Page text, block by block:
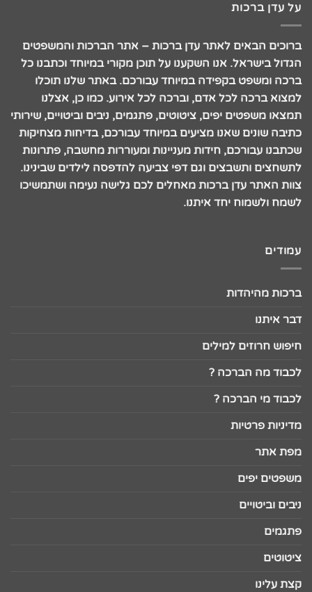
על עדן ברכות
ברוכים הבאים לאתר עדן ברכות – אתר הברכות והמשפטים
הגדול בישראל. אנו השקענו על תוכן מקורי במיוחד וכתבנו כל
ברכה ומשפט בקפידה במיוחד עבורכם. באתר שלנו תוכלו
למצוא ברכה לכל אדם, וברכה לכל אירוע. כמו כן, אצלנו
תמצאו משפטים יפים, ציטוטים, פתגמים, ניבים וביטויים, שירותי
כתיבה שונים שאנו מציעים במיוחד עבורכם, בדיחות מצחיקות
שכתבנו עבורכם, חידות מעניינות ומעוררות מחשבה, פתרונות
לתשחצים ותשבצים וגם דפי צביעה להדפסה לילדים שבינינו.
צוות האתר עדן ברכות מאחלים לכם גלישה נעימה ושתמשיכו
לשמח ולשמוח יחד איתנו.
עמודים
ברכות מהיהדות
דבר איתנו
חיפוש חרוזים למילים
לכבוד מה הברכה ?
לכבוד מי הברכה ?
מדיניות פרטיות
מפת אתר
משפטים יפים
ניבים וביטויים
פתגמים
ציטוטים
קצת עלינו